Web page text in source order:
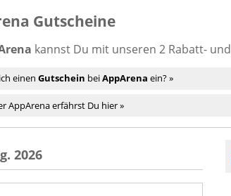
Gutscheine
kannst Du mit unseren 2 Rabatt- und
einen Gutschein beiAppArena ein? »
AppArena erfährst Du hier »
2026